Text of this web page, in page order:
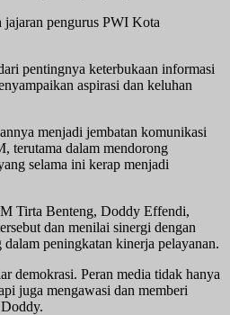
jajaran pengurus PWI Kota
pentingnya keterbukaan informasi
aspirasi dan keluhan
menjadi jembatan komunikasi
terutama dalam mendorong
selama ini kerap menjadi
Tirta Benteng, Doddy Effendi,
dan menilai sinergi dengan
peningkatan kinerja pelayanan.
demokrasi. Peran media tidak hanya
juga mengawasi dan memberi